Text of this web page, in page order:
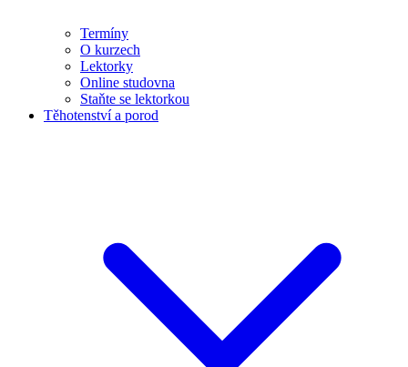
Termíny
O kurzech
Lektorky
Online studovna
Staňte se lektorkou
Těhotenství a porod